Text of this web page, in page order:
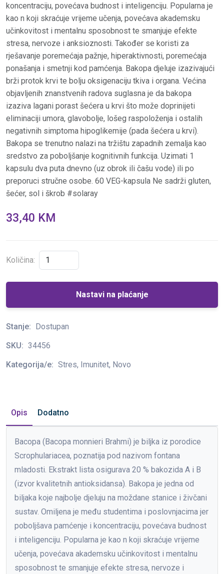
koncentraciju, povećava budnost i inteligenciju. Popularna je
kao n koji skraćuje vrijeme učenja, povećava akademsku
učinkovitost i mentalnu sposobnost te smanjuje efekte
stresa, nervoze i anksioznosti. Također se koristi za
rješavanje poremećaja pažnje, hiperaktivnosti, poremećaja
ponašanja i smetnji kod pamćenja. Bakopa djeluje izazivajući
brži protok krvi te bolju oksigenaciju tkiva i organa. Većina
objavljenih znanstvenih radova suglasna je da bakopa
izaziva lagani porast šećera u krvi što može doprinijeti
eliminaciji umora, glavobolje, lošeg raspoloženja i ostalih
negativnih simptoma hipoglikemije (pada šećera u krvi).
Bakopa se trenutno nalazi na tržištu zapadnih zemalja kao
sredstvo za poboljšanje kognitivnih funkcija. Uzimati 1
kapsulu dva puta dnevno (uz obrok ili čašu vode) ili po
preporuci stručne osobe. 60 VEG-kapsula Ne sadrži gluten,
šećer, sol i škrob #solaray
33,40 KM
Količina:
Nastavi na plaćanje
Stanje: Dostupan
SKU: 34456
Kategorija/e: Stres, Imunitet, Novo
Opis Dodatno
Bacopa (Bacopa monnieri Brahmi) je biljka iz porodice
Scrophulariacea, poznatija pod nazivom fontana
mladosti. Ekstrakt lista osigurava 20 % bakozida A i B
(izvor kvalitetnih antioksidansa). Bakopa je jedna od
biljaka koje najbolje djeluju na moždane stanice i živčani
sustav. Omiljena je među studentima i poslovnjacima jer
poboljšava pamćenje i koncentraciju, povećava budnost
i inteligenciju. Popularna je kao n koji skraćuje vrijeme
učenja, povećava akademsku učinkovitost i mentalnu
sposobnost te smanjuje efekte stresa, nervoze i